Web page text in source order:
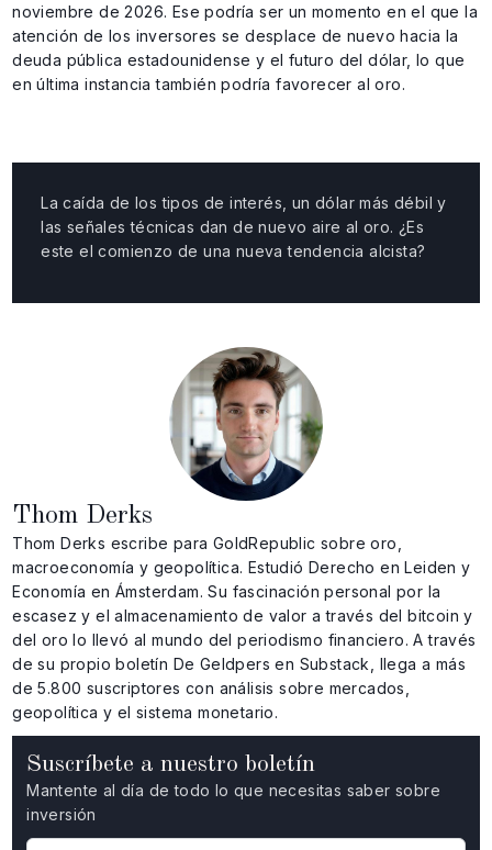
Suscríbete a nuestro boletín
Mantente al día de todo lo que necesitas saber sobre
inversión
noviembre de 2026. Ese podría ser un momento en el que la
atención de los inversores se desplace de nuevo hacia la
deuda pública estadounidense y el futuro del dólar, lo que
en última instancia también podría favorecer al oro.
La caída de los tipos de interés, un dólar más débil y
las señales técnicas dan de nuevo aire al oro. ¿Es
este el comienzo de una nueva tendencia alcista?
Thom Derks
Thom Derks escribe para GoldRepublic sobre oro,
macroeconomía y geopolítica. Estudió Derecho en Leiden y
Economía en Ámsterdam. Su fascinación personal por la
escasez y el almacenamiento de valor a través del bitcoin y
del oro lo llevó al mundo del periodismo financiero. A través
de su propio boletín De Geldpers en Substack, llega a más
de 5.800 suscriptores con análisis sobre mercados,
geopolítica y el sistema monetario.